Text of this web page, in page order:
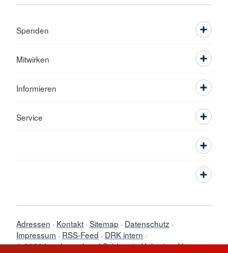
Spenden
Mitwirken
Informieren
Service
Adressen Kontakt Sitemap
Datenschutz
Impressum
RSS-Feed
DRK intern
© 2026 Landesverband Schleswig-Holstein e.V.